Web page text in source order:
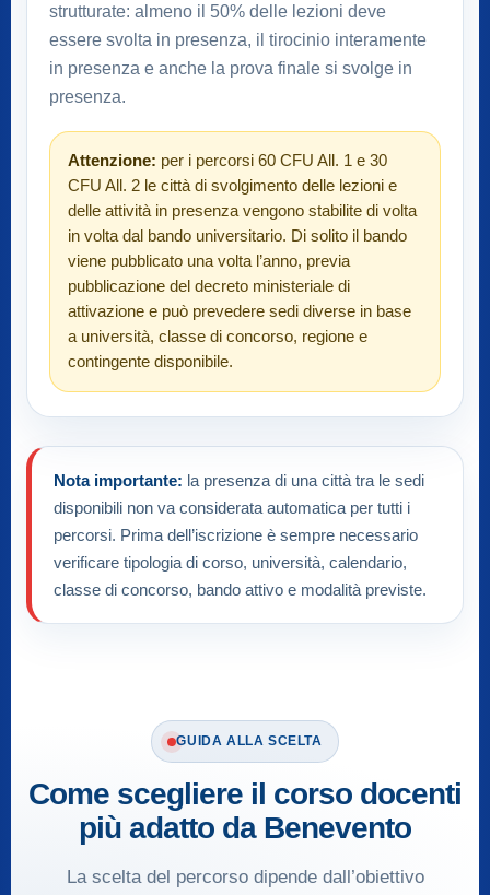
strutturate: almeno il 50% delle lezioni deve
essere svolta in presenza, il tirocinio interamente
in presenza e anche la prova finale si svolge in
presenza.
Attenzione: per i percorsi 60 CFU All. 1 e 30
CFU All. 2 le città di svolgimento delle lezioni e
delle attività in presenza vengono stabilite di volta
in volta dal bando universitario. Di solito il bando
viene pubblicato una volta l’anno, previa
pubblicazione del decreto ministeriale di
attivazione e può prevedere sedi diverse in base
a università, classe di concorso, regione e
contingente disponibile.
Nota importante: la presenza di una città tra le sedi
disponibili non va considerata automatica per tutti i
percorsi. Prima dell’iscrizione è sempre necessario
verificare tipologia di corso, università, calendario,
classe di concorso, bando attivo e modalità previste.
GUIDA ALLA SCELTA
Come scegliere il corso docenti
più adatto da Benevento
La scelta del percorso dipende dall’obiettivo